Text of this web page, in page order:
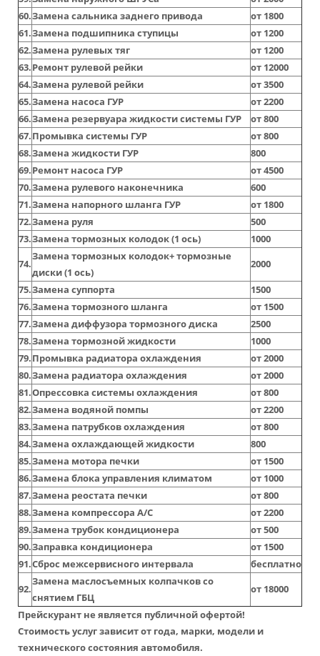
60.Замена сальника заднего привода
от 1800
61.Замена подшипника ступицы
от 1200
62.Замена рулевых тяг
от 1200
63.Ремонт рулевой рейки
от 12000
64.Замена рулевой рейки
от 3500
65.Замена насоса ГУР
от 2200
66.Замена резервуара жидкости системы ГУР
от 800
67.Промывка системы ГУР
от 800
68.Замена жидкости ГУР
800
69.Ремонт насоса ГУР
от 4500
70.Замена рулевого наконечника
600
71.Замена напорного шланга ГУР
от 1800
72.Замена руля
500
73.Замена тормозных колодок (1 ось)
1000
74.
Замена тормозных колодок+ тормозные
диски (1 ось)
2000
75.Замена суппорта
1500
76.Замена тормозного шланга
от 1500
77.Замена диффузора тормозного диска
2500
78.Замена тормозной жидкости
1000
79.Промывка радиатора охлаждения
от 2000
80.Замена радиатора охлаждения
от 2000
81.Опрессовка системы охлаждения
от 800
82.Замена водяной помпы
от 2200
83.Замена патрубков охлаждения
от 800
84.Замена охлаждающей жидкости
800
85.Замена мотора печки
от 1500
86.Замена блока управления климатом
от 1000
87.Замена реостата печки
от 800
88.Замена компрессора А/С
от 2200
89.Замена трубок кондиционера
от 500
90.Заправка кондиционера
от 1500
91.Сброс межсервисного интервала
бесплатно
92.
Замена маслосъемных колпачков со
снятием ГБЦ
от 18000
Прейскурант не является публичной офертой!
Стоимость услуг зависит от года, марки, модели и
технического состояния автомобиля.